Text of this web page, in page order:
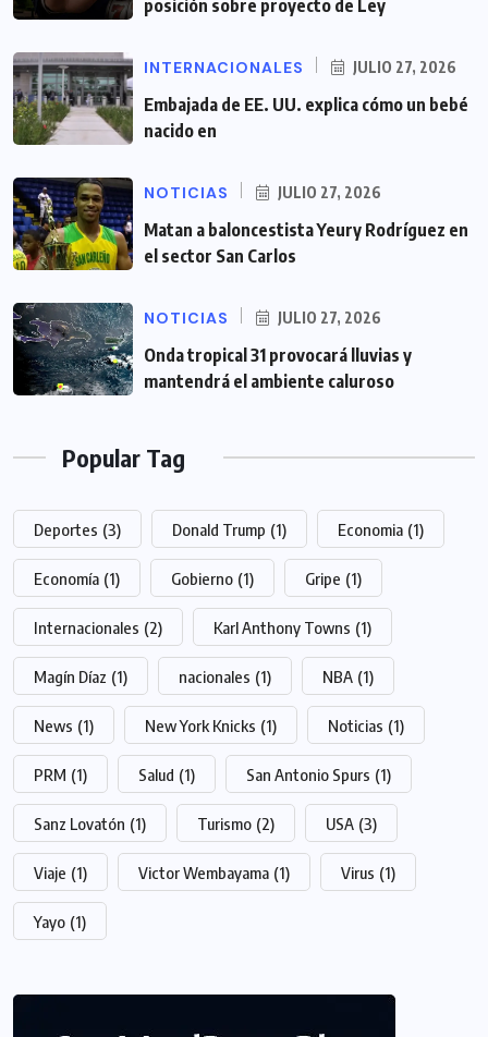
posición sobre proyecto de Ley
INTERNACIONALES JULIO 27, 2026
Embajada de EE. UU. explica cómo un bebé
nacido en
NOTICIAS JULIO 27, 2026
Matan a baloncestista Yeury Rodríguez en
el sector San Carlos
NOTICIAS JULIO 27, 2026
Onda tropical 31 provocará lluvias y
mantendrá el ambiente caluroso
Popular Tag
Deportes (3) Donald Trump (1) Economia (1)
Economía (1) Gobierno (1) Gripe (1)
Internacionales (2) Karl Anthony Towns (1)
Magín Díaz (1) nacionales (1) NBA (1)
News (1) New York Knicks (1) Noticias (1)
PRM (1) Salud (1) San Antonio Spurs (1)
Sanz Lovatón (1) Turismo (2) USA (3)
Viaje (1) Victor Wembayama (1) Virus (1)
Yayo (1)